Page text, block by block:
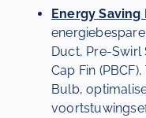
Energy Saving
Duct, Pre-Swirl
Cap Fin
Bulb,